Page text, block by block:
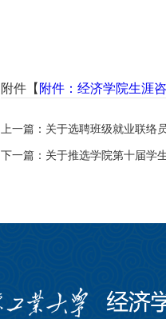
附件【 附件：经济学院生涯
上一篇： 关于选聘班级就业联络
下一篇： 关于推选学院第十届学